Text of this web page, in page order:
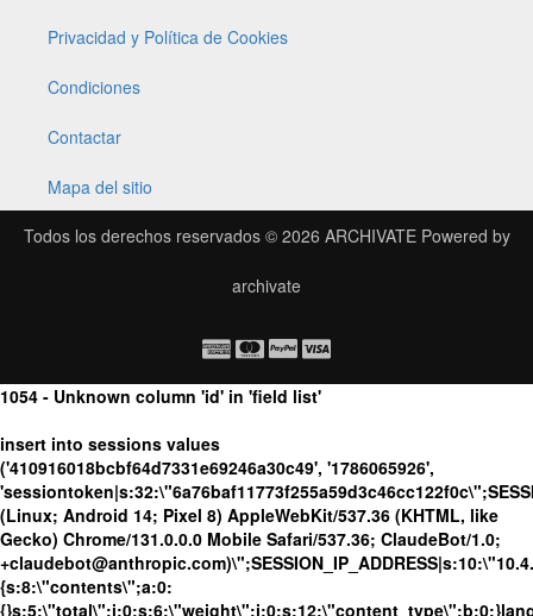
Privacidad y Política de Cookies
Condiciones
Contactar
Mapa del sitio
Todos los derechos reservados © 2026 ARCHIVATEPowered by
archivate
1054 - Unknown column 'id' in 'field list'
insert into sessions values
('410916018bcbf64d7331e69246a30c49', '1786065926',
(Linux; Android 14; Pixel 8) AppleWebKit/537.36 (KHTML, like
Gecko) Chrome/131.0.0.0 Mobile Safari/537.36; ClaudeBot/1.0;
{s:8:\"contents\";a:0: